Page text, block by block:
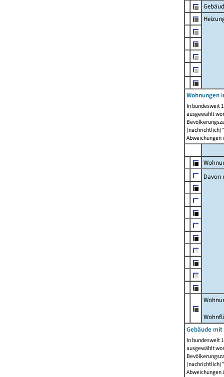
Wohnungen
In bundesweit
ausgewählt
Abweichungen
Davon
Gebäude
In bundesweit
ausgewählt
Abweichungen